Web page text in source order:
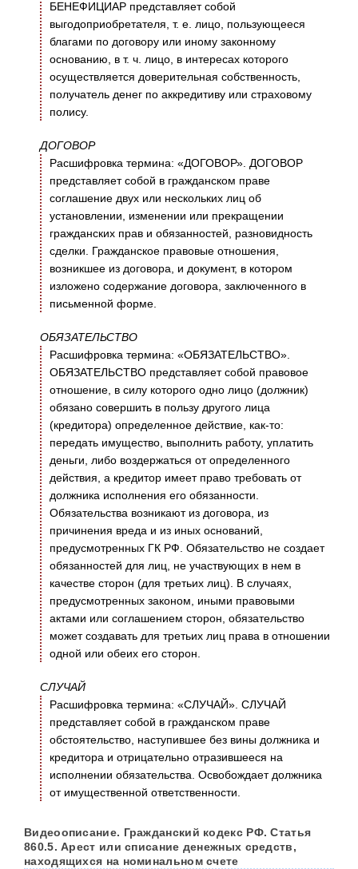
БЕНЕФИЦИАР представляет собой
выгодоприобретателя, т. е. лицо, пользующееся
благами по договору или иному законному
основанию, в т. ч. лицо, в интересах которого
осуществляется доверительная собственность,
получатель денег по аккредитиву или страховому
полису.
ДОГОВОР
Расшифровка термина: «ДОГОВОР». ДОГОВОР
представляет собой в гражданском праве
соглашение двух или нескольких лиц об
установлении, изменении или прекращении
гражданских прав и обязанностей, разновидность
сделки. Гражданское правовые отношения,
возникшее из договора, и документ, в котором
изложено содержание договора, заключенного в
письменной форме.
ОБЯЗАТЕЛЬСТВО
Расшифровка термина: «ОБЯЗАТЕЛЬСТВО».
ОБЯЗАТЕЛЬСТВО представляет собой правовое
отношение, в силу которого одно лицо (должник)
обязано совершить в пользу другого лица
(кредитора) определенное действие, как-то:
передать имущество, выполнить работу, уплатить
деньги, либо воздержаться от определенного
действия, а кредитор имеет право требовать от
должника исполнения его обязанности.
Обязательства возникают из договора, из
причинения вреда и из иных оснований,
предусмотренных ГК РФ. Обязательство не создает
обязанностей для лиц, не участвующих в нем в
качестве сторон (для третьих лиц). В случаях,
предусмотренных законом, иными правовыми
актами или соглашением сторон, обязательство
может создавать для третьих лиц права в отношении
одной или обеих его сторон.
СЛУЧАЙ
Расшифровка термина: «СЛУЧАЙ». СЛУЧАЙ
представляет собой в гражданском праве
обстоятельство, наступившее без вины должника и
кредитора и отрицательно отразившееся на
исполнении обязательства. Освобождает должника
от имущественной ответственности.
Видеоописание. Гражданский кодекс РФ. Статья
860.5. Арест или списание денежных средств,
находящихся на номинальном счете